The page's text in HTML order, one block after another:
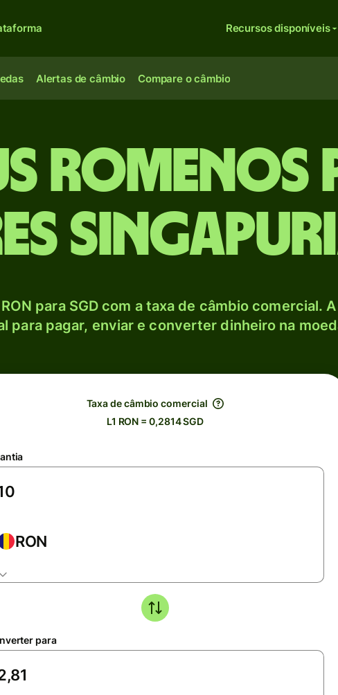
Recursos disponíveis
Alertas de câmbio Compare o câmbio
romenos
para SGD com a taxa de câmbio comercial.
para pagar, enviar e converter dinheiro na
Taxa de câmbio comercial
L1 RON = 0,2814 SGD
RON
para